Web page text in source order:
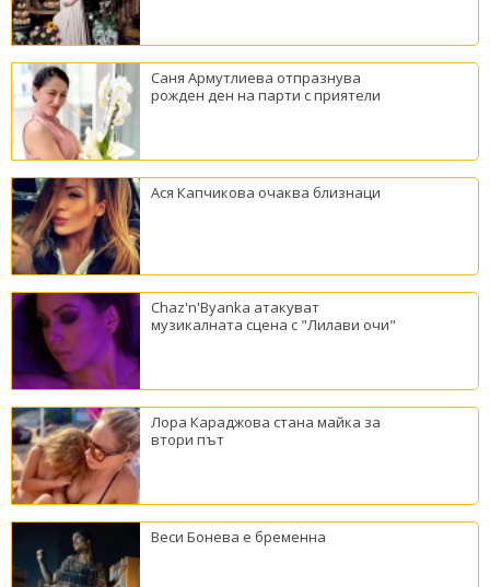
Саня Армутлиева отпразнува
рожден ден на парти с приятели
Ася Капчикова очаква близнаци
Chaz'n'Byanka атакуват
музикалната сцена с "Лилави очи"
Лора Караджова стана майка за
втори път
Веси Бонева е бременна